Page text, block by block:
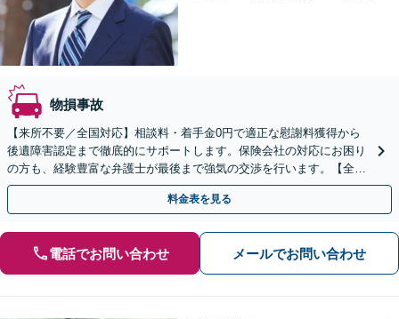
物損事故
【来所不要／全国対応】相談料・着手金0円で適正な慰謝料獲得から
後遺障害認定まで徹底的にサポートします。保険会社の対応にお困り
の方も、経験豊富な弁護士が最後まで強気の交渉を行います。【全国
13拠点】お気軽にご相談ください。
料金表を見る
電話でお問い合わせ メールでお問い合わせ